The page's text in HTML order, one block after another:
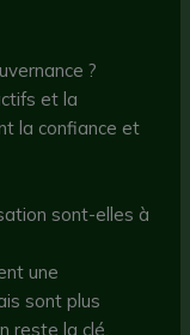
?
et la
la confiance et
sont-elles à
une
sont plus
reste la clé.